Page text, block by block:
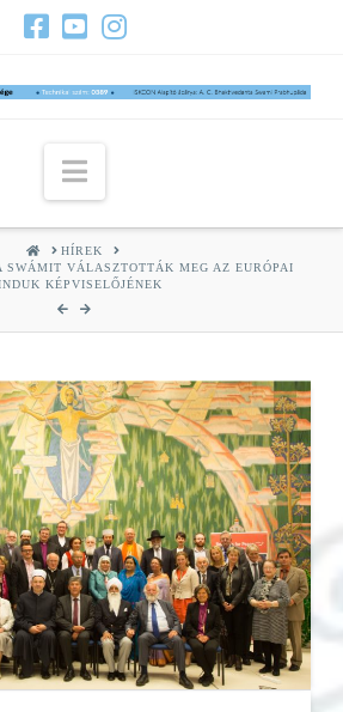
Navigation
HOMEHÍREK
SWÁMIT VÁLASZTOTTÁK MEG AZ EURÓPAI
KÉPVISELŐJÉNEK